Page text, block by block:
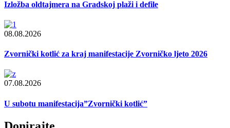
Izložba oldtajmera na Gradskoj plaži i defile
08.08.2026
Zvornički kotlić za kraj manifestacije Zvorničko ljeto 2026
07.08.2026
U subotu manifestacija”Zvornički kotlić”